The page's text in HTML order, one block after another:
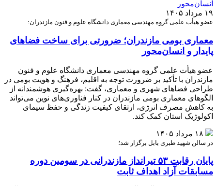
۱۹ مرداد ۱۴۰۵
عضو هیأت علمی گروه مهندسی معماری دانشگاه علوم و فنون مازندران:
معماری بومی مازندران؛ ضرورتی برای ساخت فضاهای
پایدار و انسان‌محور
عضو هیأت علمی گروه مهندسی معماری دانشگاه علوم و فنون
مازندران با تأکید بر ضرورت توجه به اقلیم، فرهنگ و هویت بومی در
طراحی فضاهای شهری و معماری، گفت: بهره‌گیری هوشمندانه از
الگوهای معماری بومی مازندران در کنار فناوری‌های نوین می‌تواند
به کاهش مصرف انرژی، ارتقای کیفیت زندگی و حفظ سیمای
اکولوژیک استان کمک کند.
۱۸ مرداد ۱۴۰۵
در سالن شهید طبری بابل برگزار شد؛
پایان رقابت ۵۳ تیرانداز مازندرانی در سومین دوره
مسابقات آزاد اهداف ثابت